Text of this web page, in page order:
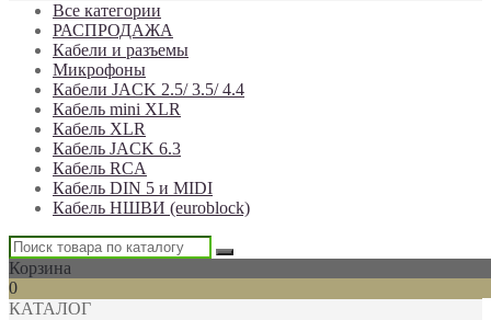
Все категории
РАСПРОДАЖА
Кабели и разъемы
Микрофоны
Кабели JACK 2.5/ 3.5/ 4.4
Кабель mini XLR
Кабель XLR
Кабель JACK 6.3
Кабель RCA
Кабель DIN 5 и MIDI
Кабель НШВИ (euroblock)
Корзина
0
КАТАЛОГ